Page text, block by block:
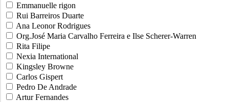
Emmanuelle rigon
Rui Barreiros Duarte
Ana Leonor Rodrigues
Org.José Maria Carvalho Ferreira e Ilse Scherer-Warren
Rita Filipe
Nexia International
Kingsley Browne
Carlos Gispert
Pedro De Andrade
Artur Fernandes